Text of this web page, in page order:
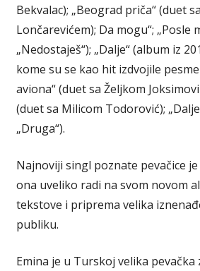
Bekvalac); „Beograd priča“ (duet
Lončarevićem); Da mogu“; „Posle
„Nedostaješ“); „Dalje“ (album iz
kome su se kao hit izdvojile pesme
aviona“ (duet sa Željkom
(duet sa Milicom Todorović);
„Druga“).
Najnoviji singl poznate pevačice je
ona uveliko radi na svom novom
tekstove i priprema velika
publiku.
Emina je u Turskoj velika pevačka